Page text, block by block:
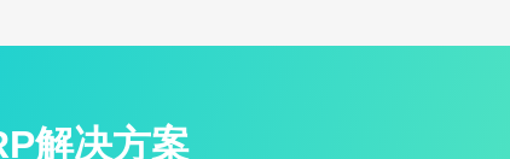
解决方案